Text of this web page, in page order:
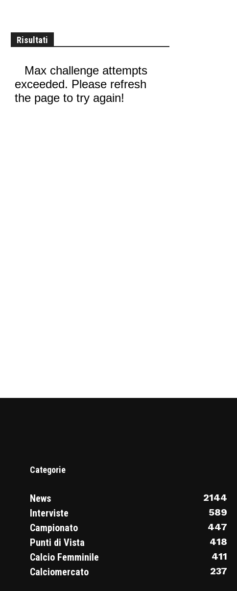
Risultati
Categorie
News
2144
Interviste
589
Campionato
447
Punti di Vista
418
Calcio Femminile
411
Calciomercato
237